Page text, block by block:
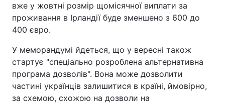
вже у жовтні розмір щомісячної виплати за
проживання в Ірландії буде зменшено з 600 до
400 євро.
У меморандумі йдеться, що у вересні також
стартує "спеціально розроблена альтернативна
програма дозволів". Вона може дозволити
частині українців залишитися в країні, ймовірно,
за схемою, схожою на дозволи на